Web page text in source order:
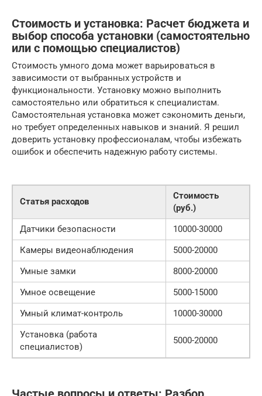
Стоимость и установка: Расчет бюджета и
выбор способа установки (самостоятельно
или с помощью специалистов)
Стоимость умного дома может варьироваться в
зависимости от выбранных устройств и
функциональности. Установку можно выполнить
самостоятельно или обратиться к специалистам.
Самостоятельная установка может сэкономить деньги,
но требует определенных навыков и знаний. Я решил
доверить установку профессионалам, чтобы избежать
ошибок и обеспечить надежную работу системы.
Статья расходов
Стоимость
(руб.)
Датчики безопасности
10000-30000
Камеры видеонаблюдения
5000-20000
Умные замки
8000-20000
Умное освещение
5000-15000
Умный климат-контроль
10000-30000
Установка (работа
специалистов)
5000-20000